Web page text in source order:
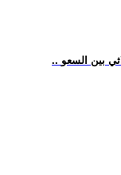
بين السعو